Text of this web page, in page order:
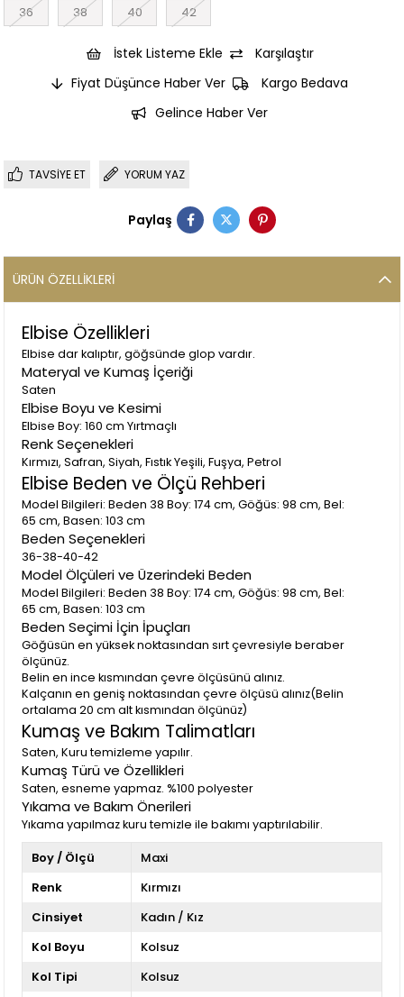
36 38 40 42
İstek Listeme Ekle
Karşılaştır
Fiyat Düşünce Haber Ver
Kargo Bedava
Gelince Haber Ver
TAVSIYE ET YORUM YAZ
Paylaş
ÜRÜN ÖZELLIKLERI
Elbise Özellikleri
Elbise dar kalıptır, göğsünde glop vardır.
Materyal ve Kumaş İçeriği
Saten
Elbise Boyu ve Kesimi
Elbise Boy: 160 cm Yırtmaçlı
Renk Seçenekleri
Kırmızı, Safran, Siyah, Fıstık Yeşili, Fuşya, Petrol
Elbise Beden ve Ölçü Rehberi
Model Bilgileri: Beden 38 Boy: 174 cm, Göğüs: 98 cm, Bel:
65 cm, Basen: 103 cm
Beden Seçenekleri
36-38-40-42
Model Ölçüleri ve Üzerindeki Beden
Model Bilgileri: Beden 38 Boy: 174 cm, Göğüs: 98 cm, Bel:
65 cm, Basen: 103 cm
Beden Seçimi İçin İpuçları
Göğüsün en yüksek noktasından sırt çevresiyle beraber
ölçünüz.
Belin en ince kısmından çevre ölçüsünü alınız.
Kalçanın en geniş noktasından çevre ölçüsü alınız(Belin
ortalama 20 cm alt kısmından ölçünüz)
Kumaş ve Bakım Talimatları
Saten, Kuru temizleme yapılır.
Kumaş Türü ve Özellikleri
Saten, esneme yapmaz. %100 polyester
Yıkama ve Bakım Önerileri
Yıkama yapılmaz kuru temizle ile bakımı yaptırılabilir.
Boy / Ölçü
Maxi
Renk
Kırmızı
Cinsiyet
Kadın / Kız
Kol Boyu
Kolsuz
Kol Tipi
Kolsuz